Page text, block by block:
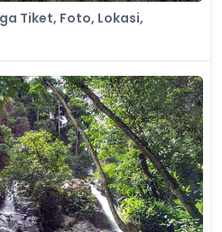
Tiket, Foto, Lokasi,